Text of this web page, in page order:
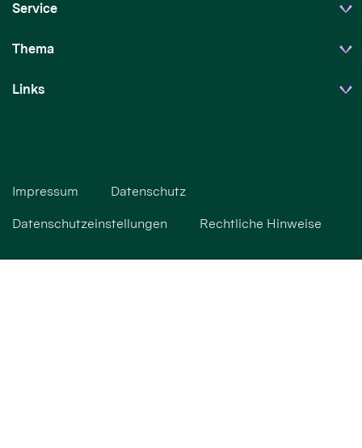
Service
Thema
Links
Impressum Datenschutz
Datenschutzeinstellungen Rechtliche Hinweise